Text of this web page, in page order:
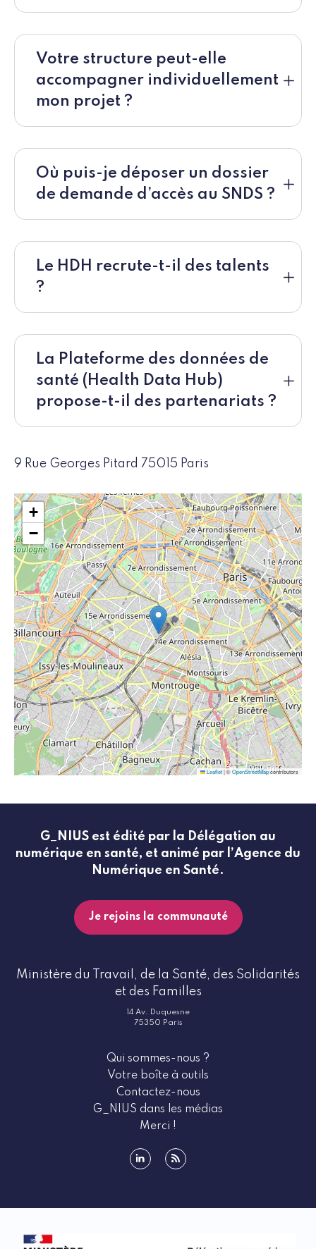
Votre structure peut-elle
accompagner individuellement
mon projet ?
Où puis-je déposer un dossier
de demande d’accès au SNDS ?
Le HDH recrute-t-il des talents
?
La Plateforme des données de
santé (Health Data Hub)
propose-t-il des partenariats ?
9 Rue Georges Pitard 75015 Paris
+
−
Leaflet|©OpenStreetMapcontributors
G_NIUS est édité par la Délégation au
numérique en santé, et animé par l’Agence du
Numérique en Santé.
Je rejoins la communauté
Ministère du Travail, de la Santé, des Solidarités
et des Familles
14 Av. Duquesne
75350 Paris
Qui sommes-nous ?
Votre boîte à outils
Contactez-nous
G_NIUS dans les médias
Merci !